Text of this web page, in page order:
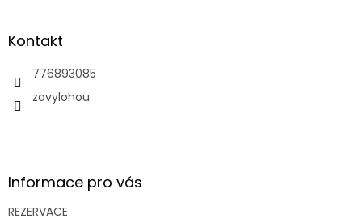
aKontakt
776893085
zavylohou
Informace pro vás
REZERVACE